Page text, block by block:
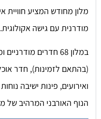
מלון מחודש המציע חוויית
מודרנית עם גישה אקולוגית.
במלון 68 חדרים
(בהתאם לזמינות), חדר
ואירועים, פינות ישיבה
הנוף האורבני המרהיב של